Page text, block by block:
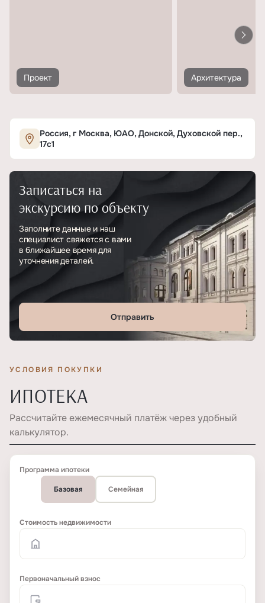
Проект Архитектура
Россия, г Москва, ЮАО, Донской, Духовской пер.,
17с1
Записаться на
экскурсию по объекту
Заполните данные и наш
специалист свяжется с вами
в ближайшее время для
уточнения деталей.
Отправить
УСЛОВИЯ ПОКУПКИ
ИПОТЕКА
Рассчитайте ежемесячный платёж через удобный
калькулятор.
Программа ипотеки
Базовая Семейная
Стоимость недвижимости
Первоначальный взнос